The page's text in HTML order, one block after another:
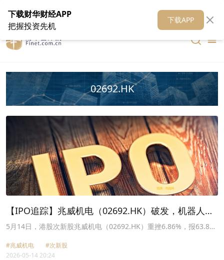
在线客服 关于我们 财华媒体矩阵 财华智库
02692.HK
【IPO追踪】兆威机电（02692.HK）破发，机器人光
环褪色？
5月14日，港股次新股兆威机电（02692.HK）重挫6.86%，报63.85
他热火朝天的次新股相比，公司走势显得格外低迷。
#兆威机电
#次新股
2026-05-14 20:24
下载财华财经APP
把握投资先机
下载APP